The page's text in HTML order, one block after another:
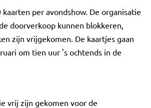
per avondshow. De organisatie
doorverkoop kunnen blokkeren,
zijn vrijgekomen. De kaartjes gaan
om tien uur 's ochtends in de
vrij zijn gekomen voor de